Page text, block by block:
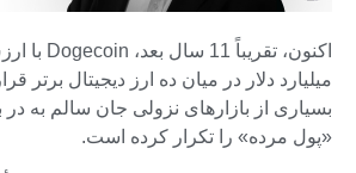
میلیارد دلار در میان ده ارز دیجیتال برتر
بسیاری از بازارهای نزولی جان سالم به
«پول مرده» را تکرار کرده است.